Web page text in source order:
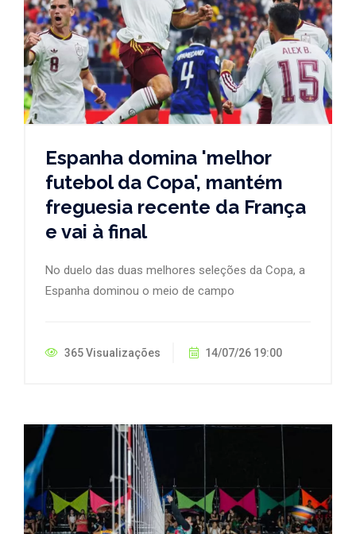
Espanha domina 'melhor
futebol da Copa', mantém
freguesia recente da França
e vai à final
No duelo das duas melhores seleções da Copa, a
Espanha dominou o meio de campo
365 Visualizações 14/07/26 19:00